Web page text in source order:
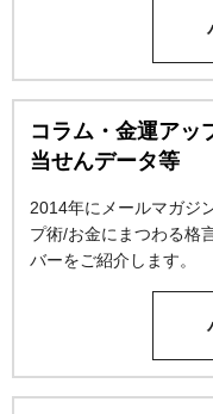
コラム・金運アッ
当せんデータ等
2014年にメールマガジ
プ術/お金にまつわる格
バーをご紹介します。